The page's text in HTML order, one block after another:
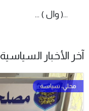
...( وال ) ...
آخر الأخبار السياسية